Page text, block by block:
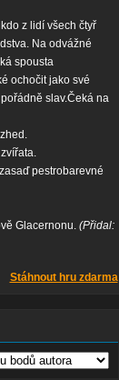
z lidí všech čtyř
Na odvážné
spousta
ochočit jako své
slav.Čeká na
pestrobarevné
Glacernonu.(Přidal:
Stáhnout hru zdarma